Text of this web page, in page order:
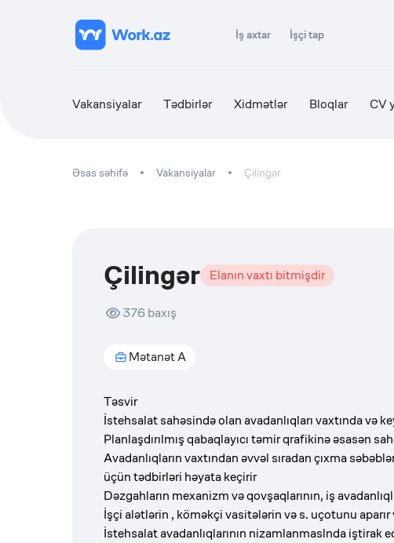
İş axtar İşçi tap
Vakansiyalar Tədbirlər Xidmətlər Bloqlar CV
Əsas səhifə Vakansiyalar Çilingər
Çilingər Elanın vaxtı bitmişdir
376baxış
Mətanət A
Təsvir
İstehsalat sahəsində olan avadanlıqları vaxtında və
Planlaşdırılmış qabaqlayıcı təmir qrafikinə əsasən
Avadanlıqların vaxtından əvvəl sıradan çıxma
üçün tədbirləri həyata keçirir
Dəzgahların mexanizm və qovşaqlarının, iş
İşçi alətlərin , köməkçi vasitələrin və s. uçotunu
İstehsalat avadanlıqlarının nizamlanmaslnda iştirak